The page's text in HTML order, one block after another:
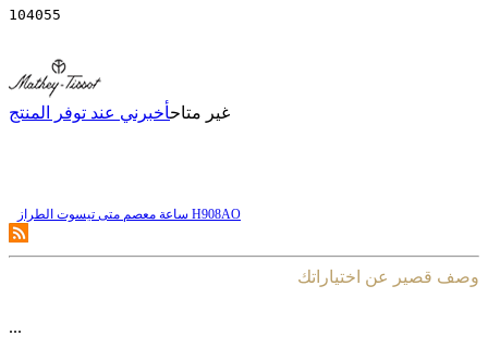
104055
غير متاحأخبرني عند توفر المنتج
ساعة معصم متی تیسوت الطراز H908AO
وصف قصير عن اختياراتك
...